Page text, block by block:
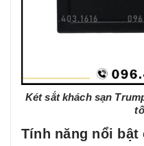
Két sắt khách sạn
Tính năng nổi bật